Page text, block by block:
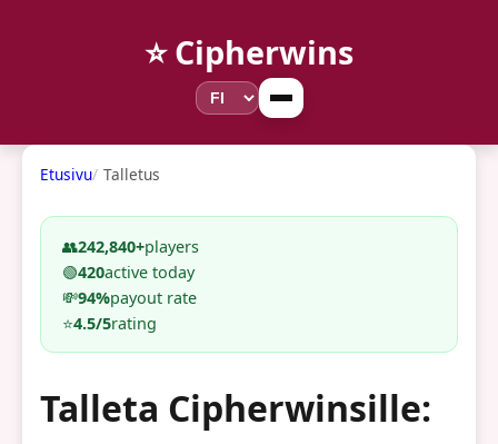
⭐ Cipherwins
Etusivu Talletus
👥242,840+players
🟢420active today
💸94%payout rate
⭐4.5/5rating
Talleta Cipherwinsille: